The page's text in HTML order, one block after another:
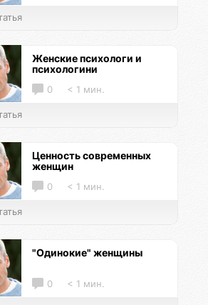
Женские психологи и
психологини
0 < 1 мин.
Ценность современных
женщин
0 < 1 мин.
"Одинокие" женщины
0 < 1 мин.